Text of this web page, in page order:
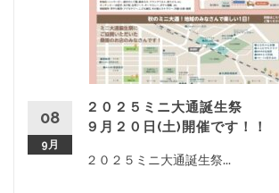
08
9月
２０２５ミニ大通誕生祭
９月２０日(土)開催です！！
２０２５ミニ大通誕生祭...